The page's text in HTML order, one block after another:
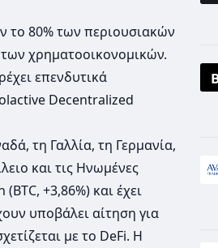
το 80% των περιουσιακών
χρηματοοικονομικών.
επενδυτικά
Decentralized
τη Γαλλία, τη Γερμανία,
και τις Ηνωμένες
+3,86%) και έχει
υποβάλει αίτηση για
με το DeFi. Η